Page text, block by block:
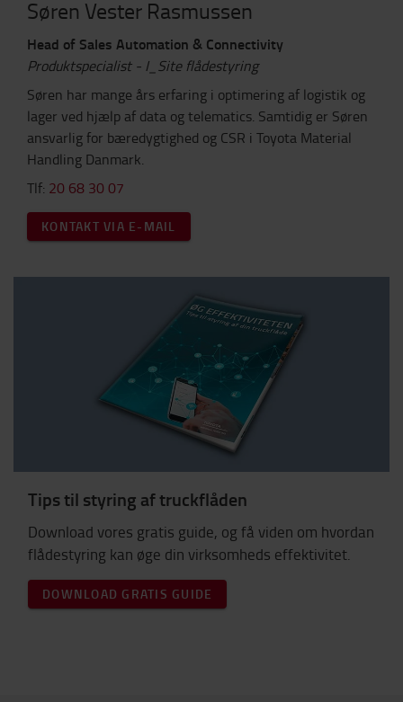
Søren Vester Rasmussen
Head of Sales Automation & Connectivity
Produktspecialist - I_Site flådestyring
Søren har mange års erfaring i optimering af logistik og
lager ved hjælp af data og telematics. Samtidig er Søren
ansvarlig for bæredygtighed og CSR i Toyota Material
Handling Danmark.
Tlf: 20 68 30 07
KONTAKT VIA E-MAIL
Tips til styring af truckflåden
Download vores gratis guide, og få viden om hvordan
flådestyring kan øge din virksomheds effektivitet.
DOWNLOAD GRATIS GUIDE